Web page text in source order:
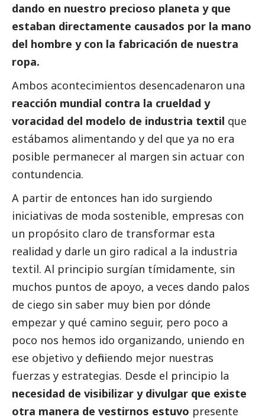
dando en nuestro precioso planeta y que
estaban directamente causados por la mano
del hombre y con la fabricación de nuestra
ropa.
Ambos acontecimientos desencadenaron una
reacción mundial contra la crueldad y
voracidad del modelo de industria textil que
estábamos alimentando y del que ya no era
posible permanecer al margen sin actuar con
contundencia.
A partir de entonces han ido surgiendo
iniciativas de moda sostenible, empresas con
un propósito claro de transformar esta
realidad y darle un giro radical a la industria
textil. Al principio surgían tímidamente, sin
muchos puntos de apoyo, a veces dando palos
de ciego sin saber muy bien por dónde
empezar y qué camino seguir, pero poco a
poco nos hemos ido organizando, uniendo en
ese objetivo y definiendo mejor nuestras
fuerzas y estrategias. Desde el principio la
necesidad de visibilizar y divulgar que existe
otra manera de vestirnos estuvo presente